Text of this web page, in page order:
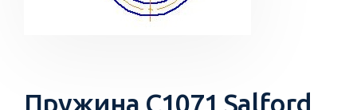
Пружина C1071 Salford